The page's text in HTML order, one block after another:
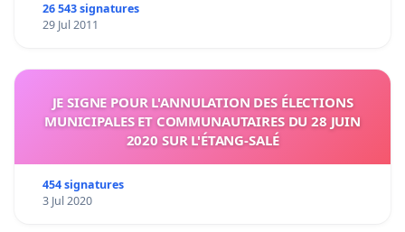
26 543 signatures
29 Jul 2011
JE SIGNE POUR L'ANNULATION DES ÉLECTIONS
MUNICIPALES ET COMMUNAUTAIRES DU 28 JUIN
2020 SUR L'ÉTANG-SALÉ
454 signatures
3 Jul 2020